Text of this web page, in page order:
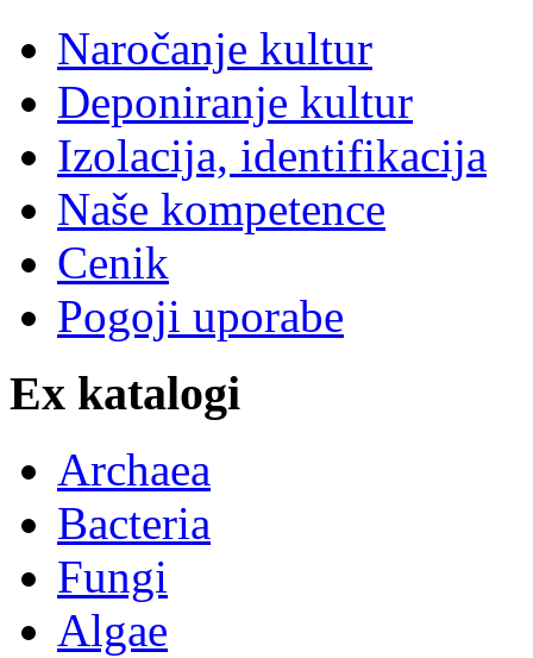
Naročanje kultur
Deponiranje kultur
Izolacija, identifikacija
Naše kompetence
Cenik
Pogoji uporabe
Ex katalogi
Archaea
Bacteria
Fungi
Algae